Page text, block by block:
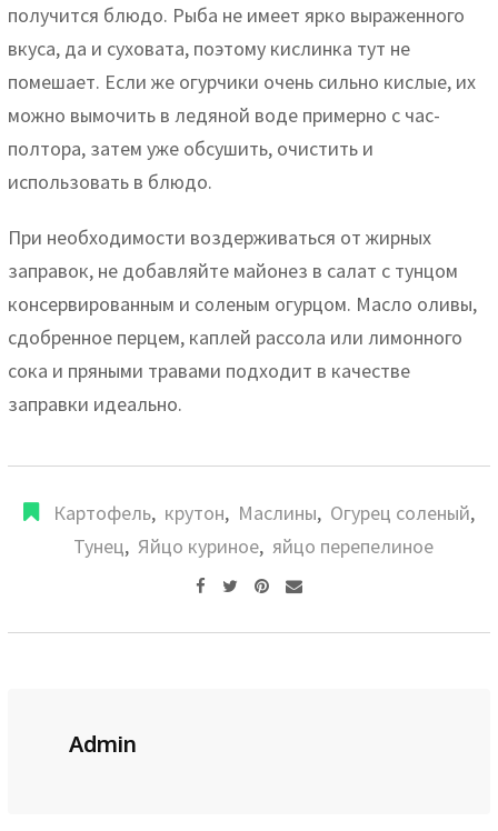
получится блюдо. Рыба не имеет ярко выраженного
вкуса, да и суховата, поэтому кислинка тут не
помешает. Если же огурчики очень сильно кислые, их
можно вымочить в ледяной воде примерно с час-
полтора, затем уже обсушить, очистить и
использовать в блюдо.
При необходимости воздерживаться от жирных
заправок, не добавляйте майонез в салат с тунцом
консервированным и соленым огурцом. Масло оливы,
сдобренное перцем, каплей рассола или лимонного
сока и пряными травами подходит в качестве
заправки идеально.
Картофель, крутон, Маслины, Огурец соленый,
Тунец, Яйцо куриное, яйцо перепелиное
Pinterest
Share
Admin